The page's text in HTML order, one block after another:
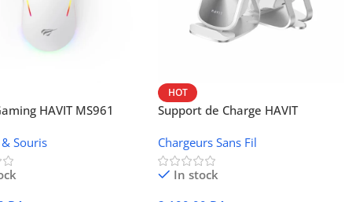
HAVIT MS961
Souris
HOT
Support de Charge HAVIT
Chargeurs Sans Fil
In stock